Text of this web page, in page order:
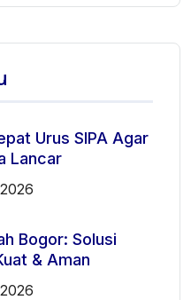
Urus SIPA Agar
Lancar
Bogor: Solusi
& Aman